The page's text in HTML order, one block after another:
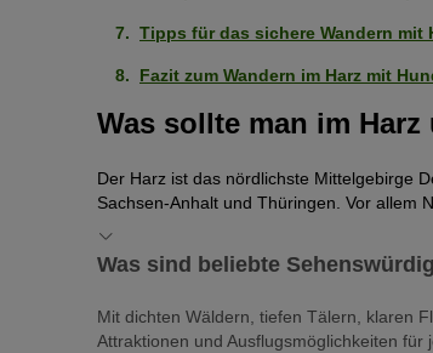
Tipps für das sichere Wandern mit
Fazit zum Wandern im Harz mit
Was sollte man im
Der Harz ist das nördlichste Mittelgebirge
Sachsen-Anhalt und Thüringen. Vor allem
Was sind beliebte
Mit dichten Wäldern, tiefen Tälern, klaren
Attraktionen und Ausflugsmöglichkeiten